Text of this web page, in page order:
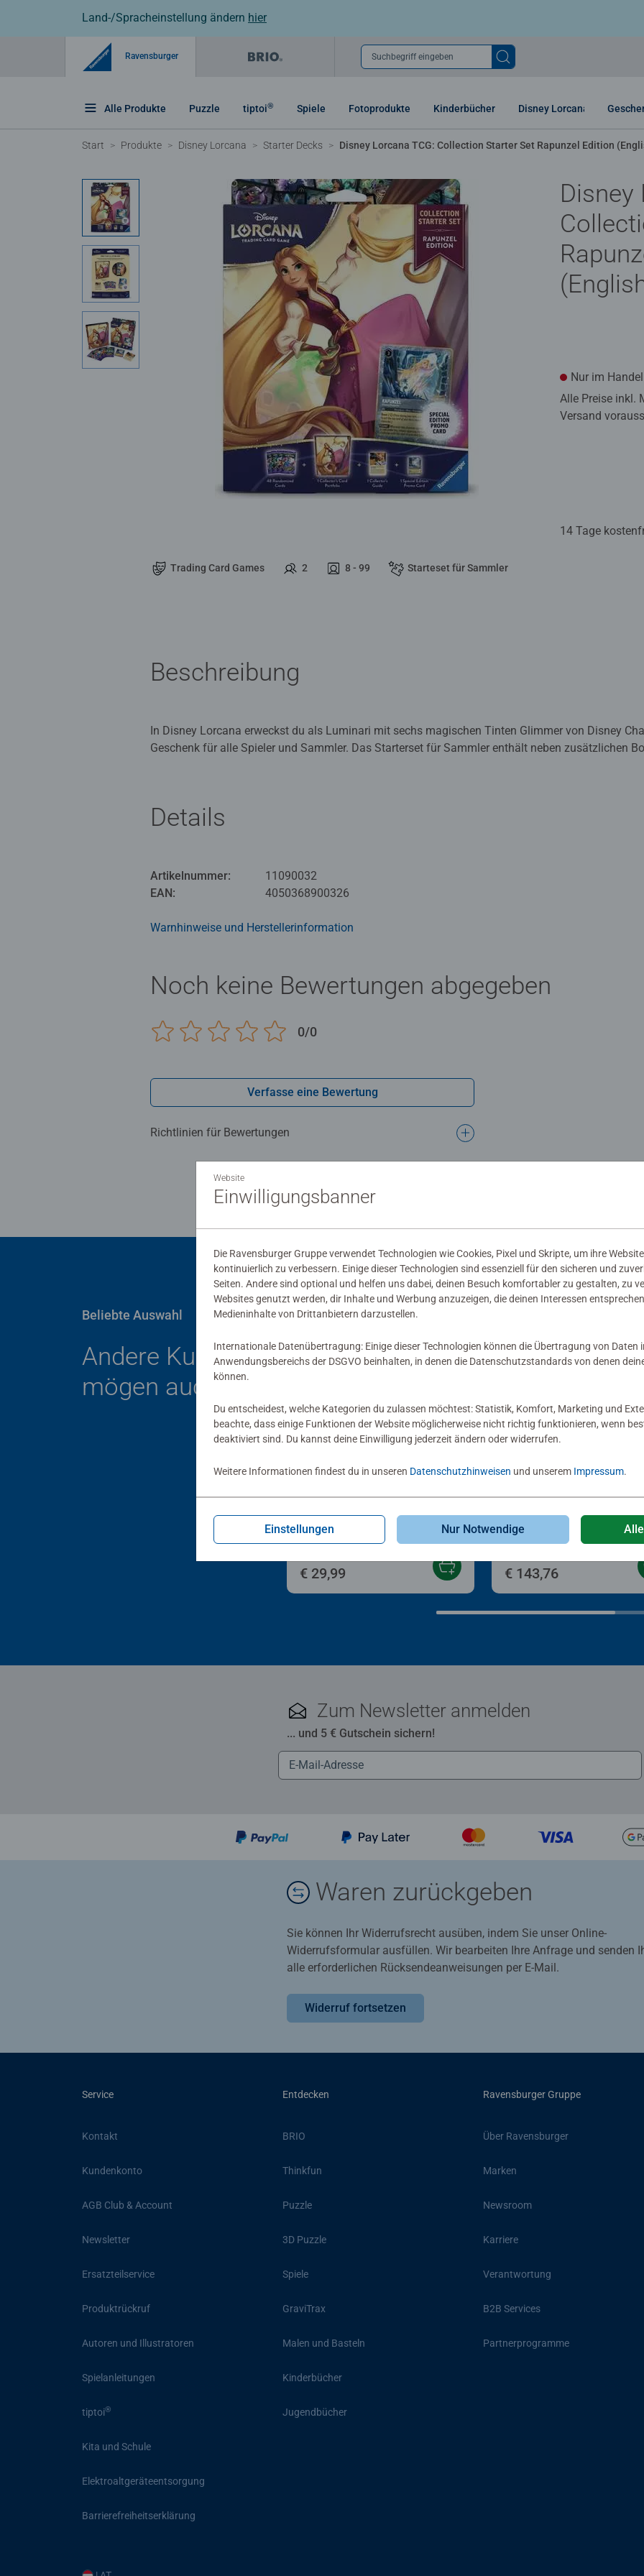
Land-/Spracheinstellung ändern hier
Ravensburger Suchbegriff eingeben
Alle Produkte Puzzle tiptoi® Spiele Fotoprodukte Kinderbücher Disney Lorcana
Start Produkte Disney Lorcana Starter Decks Disney Lorcana TCG: Collection Starter Set Rapunzel Edition
Trading Card Games 2 8 - 99 Starteset für Sammler
Disney
Nur im
Alle Preise inkl.
Versand
14 Tage
Beschreibung
In Disney Lorcana erweckst du als Luminari mit sechs magischen Tinten Glimmer von Disney
Geschenk für alle Spieler und Sammler. Das Starterset für Sammler enthält neben zusätzlichen
Disney Lorcana ist ein Sammelkartenspiel von Ravensburger mit einzigartiger Spielmechanik, das
Details
Artikelnummer:
11090032
EAN:
4050368900326
Warnhinweise und Herstellerinformation
Noch keine Bewertungen abgegeben
0/0
Verfasse eine Bewertung
Richtlinien für Bewertungen
Beliebte Auswahl
Andere Kunden
mögen auch
Disney Lorcana TCG: Zwei-
Spieler-Starterdeck -
Unbekannte Wildnis
(Deutsch)
€ 29,99
Disney Lorcana TCG:
Booster
Display_Winterzauber
€ 143,76
Zum Newsletter anmelden
... und 5 € Gutschein sichern!
Waren zurückgeben
Sie können Ihr Widerrufsrecht ausüben, indem Sie unser Online-
Widerrufsformular ausfüllen. Wir bearbeiten Ihre Anfrage und senden
alle erforderlichen Rücksendeanweisungen per E-Mail.
Widerruf fortsetzen
Service
Kontakt
Kundenkonto
AGB Club & Account
Newsletter
Ersatzteilservice
Produktrückruf
Autoren und Illustratoren
Spielanleitungen
tiptoi®
Kita und Schule
Elektroaltgeräteentsorgung
Barrierefreiheitserklärung
Entdecken
BRIO
Thinkfun
Puzzle
3D Puzzle
Spiele
GraviTrax
Malen und Basteln
Kinderbücher
Jugendbücher
Ravensburger Gruppe
Über Ravensburger
Marken
Newsroom
Karriere
Verantwortung
B2B Services
Partnerprogramme
Website
Einwilligungsbanner
Die Ravensburger Gruppe verwendet Technologien wie Cookies, Pixel und Skripte, um ihre
kontinuierlich zu verbessern. Einige dieser Technologien sind essenziell für den sicheren und
Seiten. Andere sind optional und helfen uns dabei, deinen Besuch komfortabler zu gestalten, zu
Websites genutzt werden, dir Inhalte und Werbung anzuzeigen, die deinen Interessen
Medieninhalte von Drittanbietern darzustellen.
Internationale Datenübertragung: Einige dieser Technologien können die Übertragung von Daten
Anwendungsbereichs der DSGVO beinhalten, in denen die Datenschutzstandards von denen
können.
Du entscheidest, welche Kategorien du zulassen möchtest: Statistik, Komfort, Marketing und
beachte, dass einige Funktionen der Website möglicherweise nicht richtig funktionieren, wenn
deaktiviert sind. Du kannst deine Einwilligung jederzeit ändern oder widerrufen.
Weitere Informationen findest du in unseren Datenschutzhinweisen und unserem Impressum.
Einstellungen Nur Notwendige